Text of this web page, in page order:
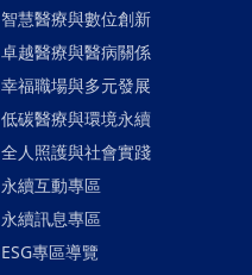
智慧醫療與數位創新
卓越醫療與醫病關係
幸福職場與多元發展
低碳醫療與環境永續
全人照護與社會實踐
永續互動專區
永續訊息專區
ESG專區導覽